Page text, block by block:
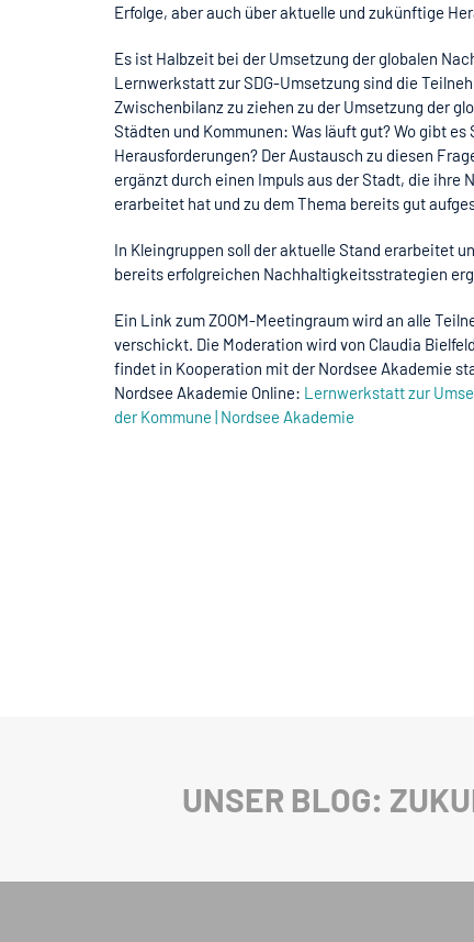
Erfolge, aber auch über aktuelle und zukünftige
Es ist Halbzeit bei der Umsetzung der globalen
Lernwerkstatt zur SDG-Umsetzung sind die
Zwischenbilanz zu ziehen zu der Umsetzung der
Städten und Kommunen: Was läuft gut? Wo gibt
Herausforderungen? Der Austausch zu diesen
ergänzt durch einen Impuls aus der Stadt, die
erarbeitet hat und zu dem Thema bereits gut
In Kleingruppen soll der aktuelle Stand erarbeitet
bereits erfolgreichen Nachhaltigkeitsstrategien
Ein Link zum ZOOM-Meetingraum wird an alle
verschickt. Die Moderation wird von Claudia
findet in Kooperation mit der Nordsee Akademie
Nordsee Akademie Online: Lernwerkstatt zur
der Kommune | Nordsee Akademie
UNSER BLOG: